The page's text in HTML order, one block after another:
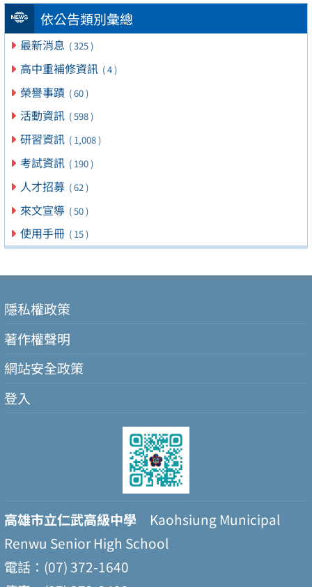
依公告類別彙總
最新消息 ( 325 )
高中重補修資訊 ( 4 )
榮譽事蹟 ( 60 )
活動資訊 ( 598 )
研習資訊 ( 1,008 )
考試資訊 ( 190 )
人才招募 ( 62 )
來文宣導 ( 50 )
使用手冊 ( 15 )
隱私權政策
著作權聲明
網站安全政策
登入
高雄市立仁武高級中學 Kaohsiung Municipal
Renwu Senior High School
電話：(07) 372-1640